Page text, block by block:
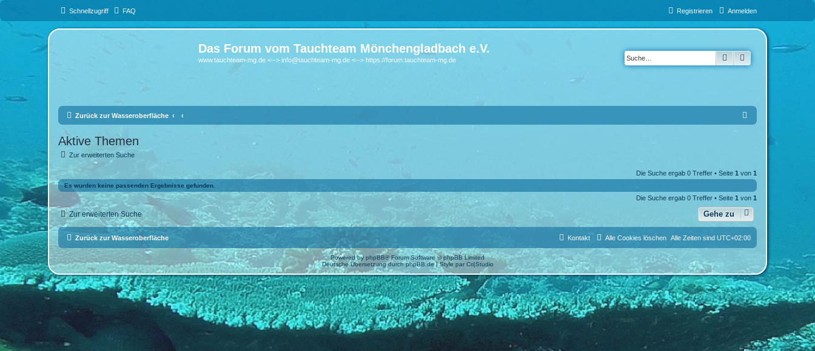
Schnellzugriff FAQ Anmelden
Registrieren
Das Forum vom Tauchteam Mönchengladbach e.V.
www.tauchteam-mg.de <--> info@tauchteam-mg.de <--> https://forum.tauchteam-mg.de Suche
Zurück zur Wasseroberfläche
e
Aktive Themen
Zur erweiterten Suche
Die Suche ergab 0 Treffer • Seite 1 von 1
Es wurden keine passenden Ergebnisse gefunden.
Die Suche ergab 0 Treffer • Seite 1 von 1
Zur erweiterten Suche Gehe zu
Zurück zur Wasseroberfläche Alle Zeiten sind UTC+02:00
Alle Cookies löschen
Kontakt
Powered by phpBB® Forum Software © phpBB Limited
Deutsche Übersetzung durchphpBB.de| Style par Cri|Studio